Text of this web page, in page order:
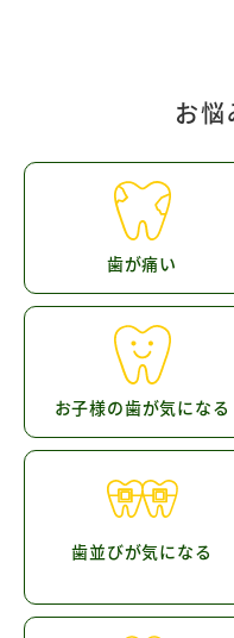
お
歯が痛い
お子様の歯が気になる
歯並びが気になる